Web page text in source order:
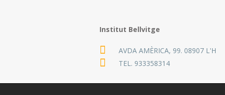
Institut Bellvitge
AVDA AMÈRICA, 99. 08907 L'H
TEL. 933358314